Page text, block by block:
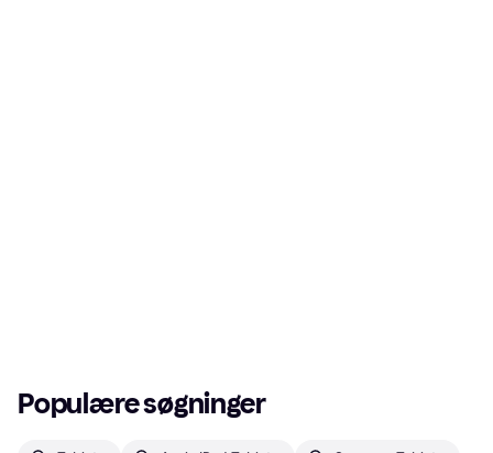
Populære søgninger